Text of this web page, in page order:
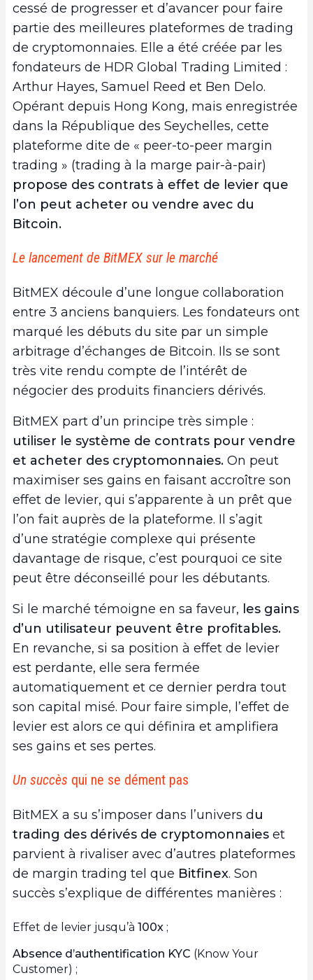
cessé de progresser et d’avancer pour faire
partie des meilleures plateformes de trading
de cryptomonnaies. Elle a été créée par les
fondateurs de HDR Global Trading Limited :
Arthur Hayes, Samuel Reed et Ben Delo.
Opérant depuis Hong Kong, mais enregistrée
dans la République des Seychelles, cette
plateforme dite de « peer-to-peer margin
trading » (trading à la marge pair-à-pair)
propose des contrats à effet de levier que
l’on peut acheter ou vendre avec du
Bitcoin.
Le lancement de BitMEX sur le marché
BitMEX découle d’une longue collaboration
entre 3 anciens banquiers. Les fondateurs ont
marqué les débuts du site par un simple
arbitrage d’échanges de Bitcoin. Ils se sont
très vite rendu compte de l’intérêt de
négocier des produits financiers dérivés.
BitMEX part d’un principe très simple :
utiliser le système de contrats pour vendre
et acheter des cryptomonnaies. On peut
maximiser ses gains en faisant accroître son
effet de levier, qui s’apparente à un prêt que
l’on fait auprès de la plateforme. Il s’agit
d’une stratégie complexe qui présente
davantage de risque, c’est pourquoi ce site
peut être déconseillé pour les débutants.
Si le marché témoigne en sa faveur, les gains
d’un utilisateur peuvent être profitables.
En revanche, si sa position à effet de levier
est perdante, elle sera fermée
automatiquement et ce dernier perdra tout
son capital misé. Pour faire simple, l’effet de
levier est alors ce qui définira et amplifiera
ses gains et ses pertes.
Un succès qui ne se dément pas
BitMEX a su s’imposer dans l’univers d u
trading des dérivés de cryptomonnaies et
parvient à rivaliser avec d’autres plateformes
de margin trading tel que Bitfinex. Son
succès s’explique de différentes manières :
Effet de levier jusqu’à 100x ;
Absence d’authentification KYC (Know Your
Customer) ;